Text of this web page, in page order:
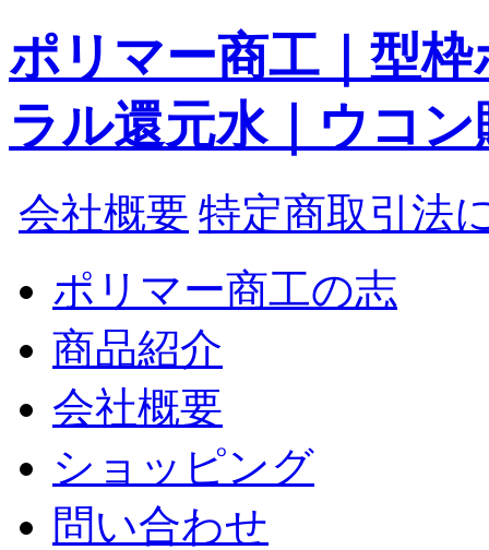
ポリマー商工｜型
ラル還元水｜ウコン
会社概要 特定商取引法
ポリマー商工の志
商品紹介
会社概要
ショッピング
問い合わせ